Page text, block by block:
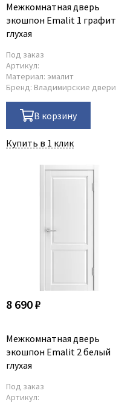
Viporte
Zadoor
Межкомнатная дверь
экошпон Emalit 1 графит
глухая
Под заказ
Артикул:
Материал: эмалит
Бренд: Владимирские двери
В корзину
Купить в 1 клик
8 690 ₽
Межкомнатная дверь
экошпон Emalit 2 белый
глухая
Под заказ
Артикул: